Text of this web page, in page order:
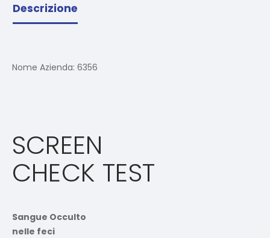
Descrizione
Nome Azienda: 6356
SCREEN
CHECK TEST
Sangue Occulto
nelle feci